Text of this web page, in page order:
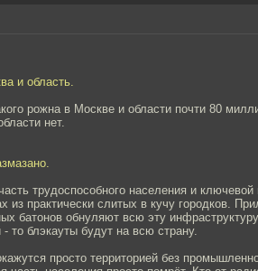
и область.
рожна в Москве и области почти 80
нет.
трудоспособного населения и ключевой
из практически слитых в кучу городков.
батонов обнуляют всю эту
то блэкауты будут на всю страну.
просто территорией без